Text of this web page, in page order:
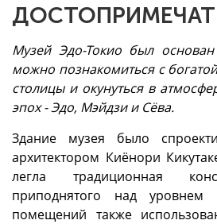
Музей Эдо-Токио был
можно познакомиться с
столицы и окунуться в
эпох - Эдо, Мэйдзи и Сёва.
Здание музея было
архитектором Киёнори
легла традиционная
приподнятого над
помещений также